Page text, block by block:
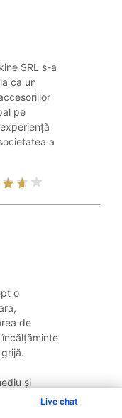
Live chat
SRL s-a
ca un
pe
a
o
de
și